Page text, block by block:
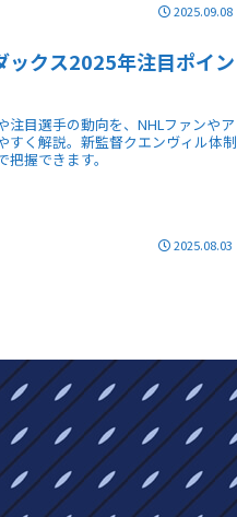
2025.09.08
ックス2025年注目ポイン
目選手の動向を、NHLファンやア
すく解説。新監督クエンヴィル体制
握できます。
2025.08.03